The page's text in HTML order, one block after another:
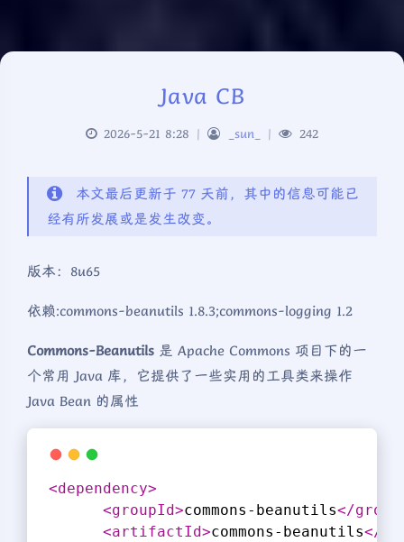
Java CB
2026-5-21 8:28 | _sun_ | 242
本文最后更新于 77 天前，其中的信息可能已
经有所发展或是发生改变。
版本：8u65
依赖:commons-beanutils 1.8.3;commons-logging 1.2
Commons-Beanutils 是 Apache Commons 项目下的一
个常用 Java 库，它提供了一些实用的工具类来操作
Java Bean 的属性
<dependency>
<groupId>commons-beanutils</
<artifactId>commons-beanutils</